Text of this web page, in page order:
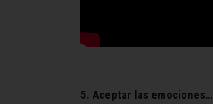
5. Aceptar las emociones…